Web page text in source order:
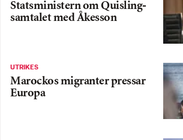
Statsministern om Quisling-
samtalet med Åkesson
UTRIKES
Marockos migranter pressar
Europa